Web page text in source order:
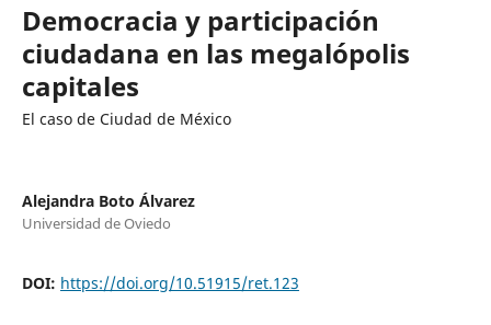
Democracia y participación
ciudadana en las megalópolis
capitales
El caso de Ciudad de México
Alejandra Boto Álvarez
Universidad de Oviedo
DOI: https://doi.org/10.51915/ret.123